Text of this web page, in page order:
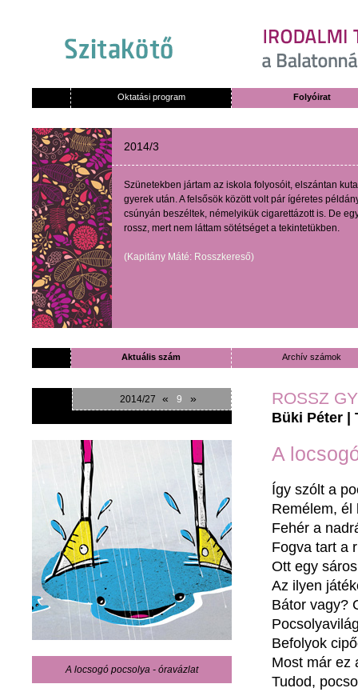
Oktatási program Folyóirat
2014/3
Szünetekben jártam az iskola folyosóit, elszántan
gyerek után. Afelsősök közöttvoltpár ígéretes
csúnyán beszéltek, némelyikük cigarettázottis. De
rossz, mert nem láttam sötétséget a tekintetükben.
(Kapitány Máté: Rosszkereső)
Aktuális szám Archív számok
2014/27 « 9 »
A locsogó pocsolya - óravázlat
ROSSZ
Büki Péter
A
Így szólt a
Remélem, él
Fehér a
Fogva tart a
Ott egy sáros
Az ilyen
Bátor vagy?
Befolyok
Most már ez
Tudod,